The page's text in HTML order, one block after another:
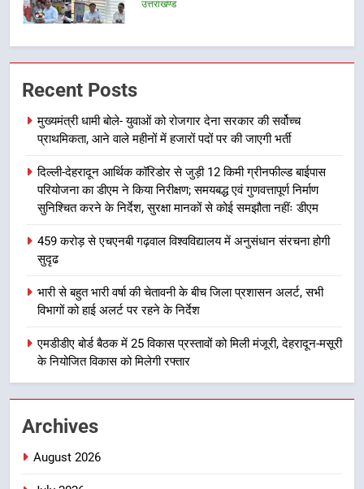
उत्तराखण्ड
6
मुख्यमंत्री पुष्कर सिंह धामी के दिशा-निर्देशों
उत्तराखण्ड
बैरागीवाला हत्याकांड के फरार चल रहे
अभियुक्त को दून पुलिस ने हरिद्वार से किया
गिरफ्तार
उत्तराखण्ड
8
भारी बारिश का अलर्ट! 6 अगस्त को
देहरादून में स्कूल बंद
1
Recent Posts
मुख्यमंत्री धामी बोले- युवाओं को रोजगार देना सरकार की सर्वोच्च
प्राथमिकता, आने वाले महीनों में हजारों पदों पर की जाएगी भर्ती
दिल्ली-देहरादून आर्थिक कॉरिडोर से जुड़ी 12 किमी ग्रीनफील्ड बाईपास
परियोजना का डीएम ने किया निरीक्षण; समयबद्ध एवं गुणवत्तापूर्ण निर्माण
सुनिश्चित करने के निर्देश, सुरक्षा मानकों से कोई समझौता नहींः डीएम
459 करोड़ से एचएनबी गढ़वाल विश्वविद्यालय में अनुसंधान संरचना होगी
सुदृढ
भारी से बहुत भारी वर्षा की चेतावनी के बीच जिला प्रशासन अलर्ट, सभी
विभागों को हाई अलर्ट पर रहने के निर्देश
एमडीडीए बोर्ड बैठक में 25 विकास प्रस्तावों को मिली मंजूरी, देहरादून-मसूरी
के नियोजित विकास को मिलेगी रफ्तार
Archives
August 2026